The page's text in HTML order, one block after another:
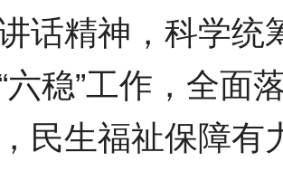
话精神，科学统
六稳”工作，全面
民生福祉保障有